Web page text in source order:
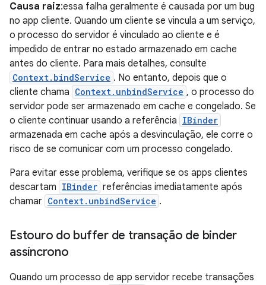
Causa raiz:essa falha geralmente é causada por um bug
no app cliente. Quando um cliente se vincula a um serviço,
o processo do servidor é vinculado ao cliente e é
impedido de entrar no estado armazenado em cache
antes do cliente. Para mais detalhes, consulte
Context.bindService . No entanto, depois que o
cliente chama Context.unbindService , o processo do
servidor pode ser armazenado em cache e congelado. Se
o cliente continuar usando a referência IBinder
armazenada em cache após a desvinculação, ele corre o
risco de se comunicar com um processo congelado.
Para evitar esse problema, verifique se os apps clientes
descartam IBinder referências imediatamente após
chamar Context.unbindService .
Estouro do buffer de transação de binder
assíncrono
Quando um processo de app servidor recebe transações